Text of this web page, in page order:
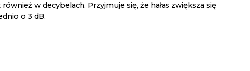
w decybelach. Przyjmuje się, że hałas zwiększa się
o 3 dB.